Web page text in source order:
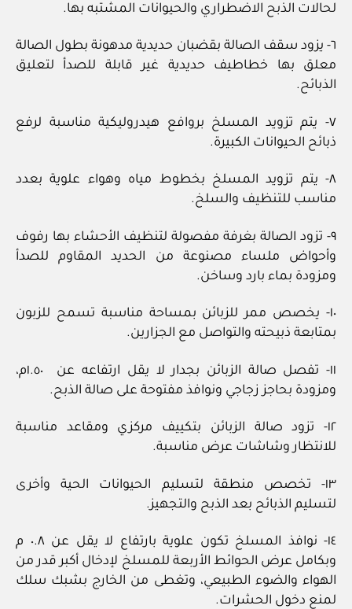
لحالات الذبح الاضطراري والحيوانات المشتبه بها.
٦- يزود سقف الصالة بقضبان حديدية مدهونة بطول الصالة
معلق بها خطاطيف حديدية غير قابلة للصدأ لتعليق
الذبائح.
٧- يتم تزويد المسلخ بروافع هيدروليكية مناسبة لرفع
ذبائح الحيوانات الكبيرة.
٨- يتم تزويد المسلخ بخطوط مياه وهواء علوية بعدد
مناسب للتنظيف والسلخ.
٩- تزود الصالة بغرفة مفصولة لتنظيف الأحشاء بها رفوف
وأحواض ملساء مصنوعة من الحديد المقاوم للصدأ
ومزودة بماء بارد وساخن.
١٠- يخصص ممر للزبائن بمساحة مناسبة تسمح للزبون
بمتابعة ذبيحته والتواصل مع الجزارين.
١١- تفصل صالة الزبائن بجدار لا يقل ارتفاعه عن ١.٥٠م،
ومزودة بحاجز زجاجي ونوافذ مفتوحة على صالة الذبح.
١٢- تزود صالة الزبائن بتكييف مركزي ومقاعد مناسبة
للانتظار وشاشات عرض مناسبة.
١٣- تخصص منطقة لتسليم الحيوانات الحية وأخرى
لتسليم الذبائح بعد الذبح والتجهيز.
١٤- نوافذ المسلخ تكون علوية بارتفاع لا يقل عن ٠.٨ م
وبكامل عرض الحوائط الأربعة للمسلخ لإدخال أكبر قدر من
الهواء والضوء الطبيعي، وتغطى من الخارج بشبك سلك
لمنع دخول الحشرات.